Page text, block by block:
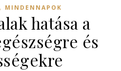
, MINDENNAPOK
hatása a
és